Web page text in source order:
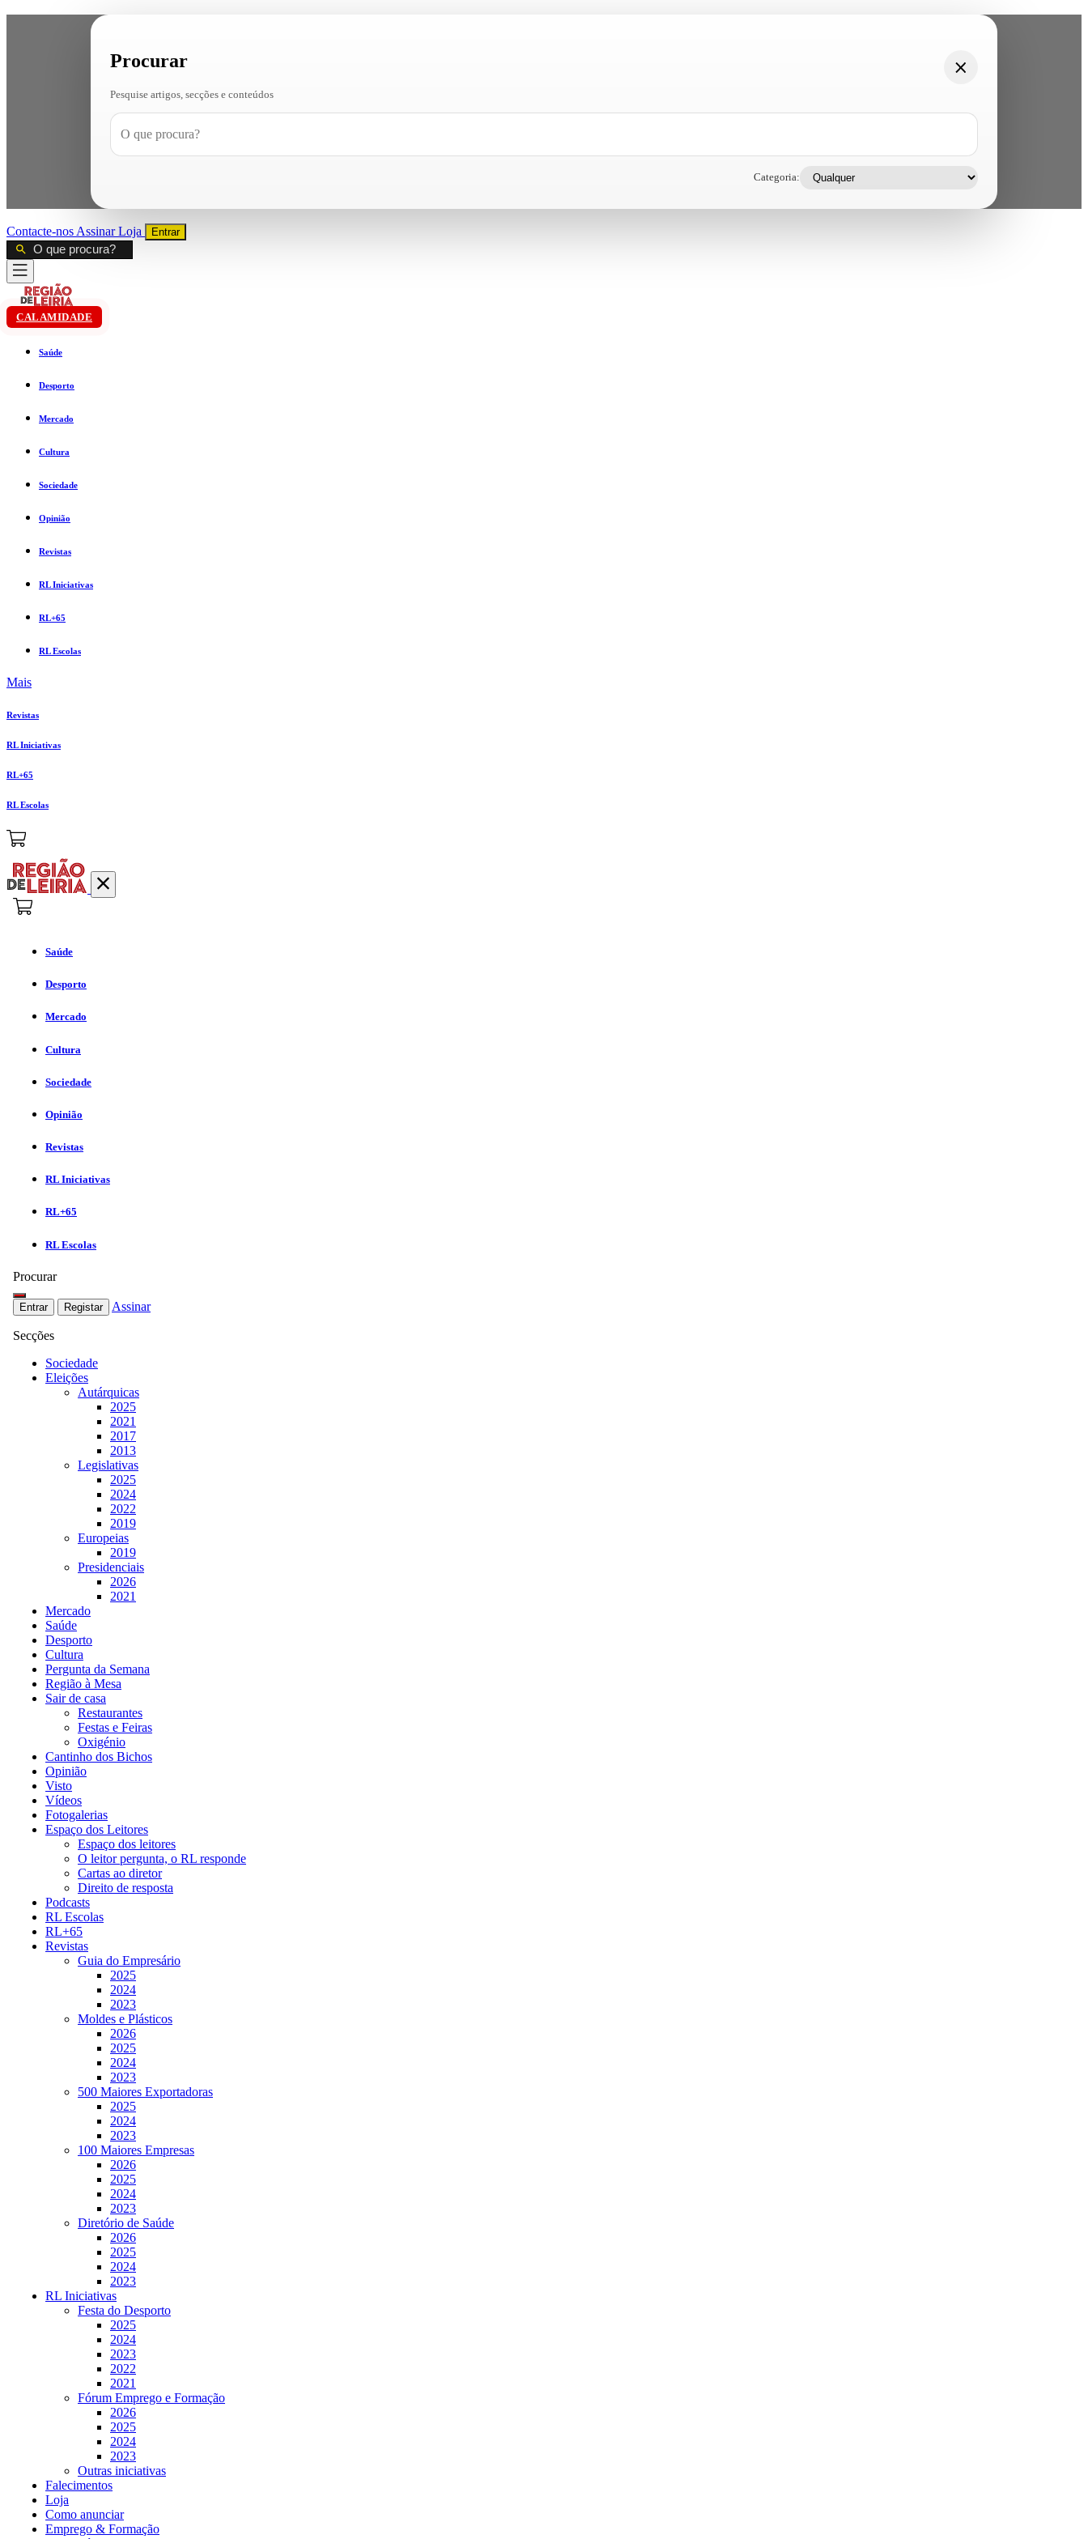
Procurar
Pesquise artigos, secções e conteúdos
Categoria:
Contacte-nos AssinarLoja Entrar
CALAMIDADE
Saúde
Desporto
Mercado
Cultura
Sociedade
Opinião
Revistas
RL Iniciativas
RL+65
RL Escolas
Mais
Revistas
RL Iniciativas
RL+65
RL Escolas
Saúde
Desporto
Mercado
Cultura
Sociedade
Opinião
Revistas
RL Iniciativas
RL+65
RL Escolas
Procurar
Entrar Registar Assinar
Secções
Sociedade
Eleições
Autárquicas
2025
2021
2017
2013
Legislativas
2025
2024
2022
2019
Europeias
2019
Presidenciais
2026
2021
Mercado
Saúde
Desporto
Cultura
Pergunta da Semana
Região à Mesa
Sair de casa
Restaurantes
Festas e Feiras
Oxigénio
Cantinho dos Bichos
Opinião
Visto
Vídeos
Fotogalerias
Espaço dos Leitores
Espaço dos leitores
O leitor pergunta, o RL responde
Cartas ao diretor
Direito de resposta
Podcasts
RL Escolas
RL+65
Revistas
Guia do Empresário
2025
2024
2023
Moldes e Plásticos
2026
2025
2024
2023
500 Maiores Exportadoras
2025
2024
2023
100 Maiores Empresas
2026
2025
2024
2023
Diretório de Saúde
2026
2025
2024
2023
RL Iniciativas
Festa do Desporto
2025
2024
2023
2022
2021
Fórum Emprego e Formação
2026
2025
2024
2023
Outras iniciativas
Falecimentos
Loja
Como anunciar
Emprego & Formação